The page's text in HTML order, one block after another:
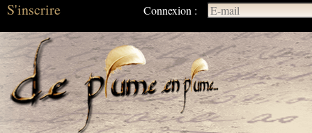
S'inscrire Connexion :